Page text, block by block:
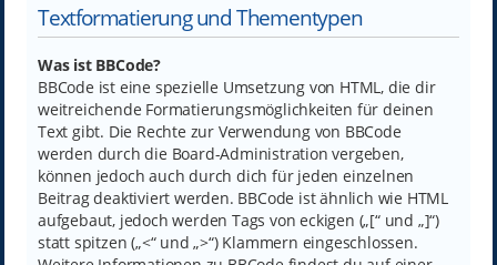
Textformatierung und Thementypen
Was ist BBCode?
BBCode ist eine spezielle Umsetzung von HTML, die dir
weitreichende Formatierungsmöglichkeiten für deinen
Text gibt. Die Rechte zur Verwendung von BBCode
werden durch die Board-Administration vergeben,
können jedoch auch durch dich für jeden einzelnen
Beitrag deaktiviert werden. BBCode ist ähnlich wie HTML
aufgebaut, jedoch werden Tags von eckigen („[“ und „]“)
statt spitzen („<“ und „>“) Klammern eingeschlossen.